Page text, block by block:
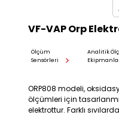
VF-VAP Orp
Ölçüm
Sensörleri
Analitik
ORP808 modeli,
ölçümleri için
elektrottur. Farklı